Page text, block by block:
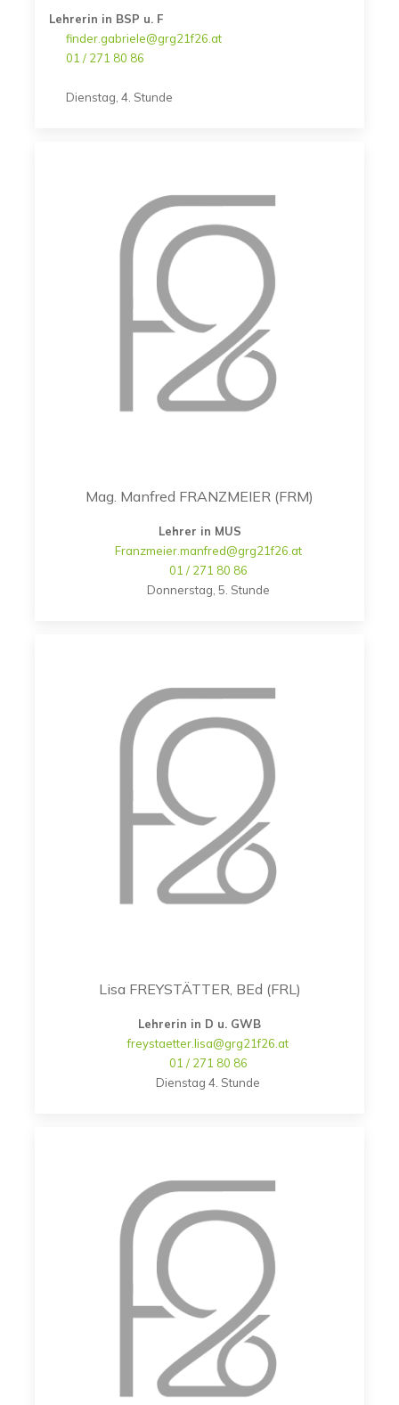
Lehrerin in BSP u. F
finder.gabriele@grg21f26.at
01 / 271 80 86
Dienstag, 4. Stunde
Mag. Manfred FRANZMEIER (FRM)
Lehrer in MUS
Franzmeier.manfred@grg21f26.at
01 / 271 80 86
Donnerstag, 5. Stunde
Lisa FREYSTÄTTER, BEd (FRL)
Lehrerin in D u. GWB
freystaetter.lisa@grg21f26.at
01 / 271 80 86
Dienstag 4. Stunde